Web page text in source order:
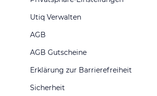
Utiq Verwalten
AGB
AGB Gutscheine
Erklärung zur Barrierefreiheit
Sicherheit